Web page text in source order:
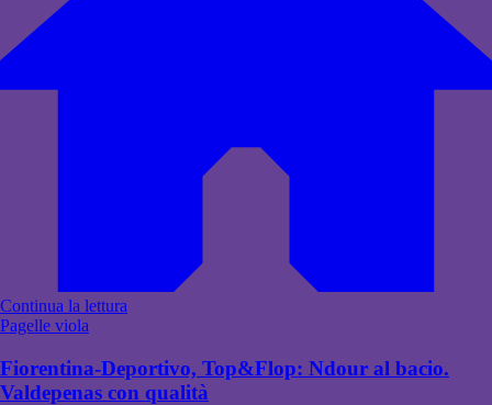
Continua la lettura
Pagelle viola
Fiorentina-Deportivo, Top&Flop: Ndour al bacio.
Valdepenas con qualità